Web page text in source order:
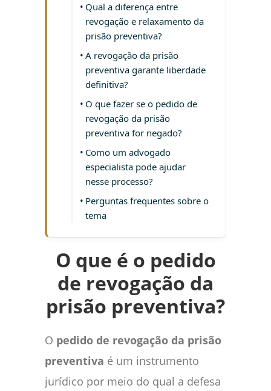
Qual a diferença entre
revogação e relaxamento da
prisão preventiva?
A revogação da prisão
preventiva garante liberdade
definitiva?
O que fazer se o pedido de
revogação da prisão
preventiva for negado?
Como um advogado
especialista pode ajudar
nesse processo?
Perguntas frequentes sobre o
tema
O que é o pedido
de revogação da
prisão preventiva?
O pedido de revogação da prisão
preventiva é um instrumento
jurídico por meio do qual a defesa